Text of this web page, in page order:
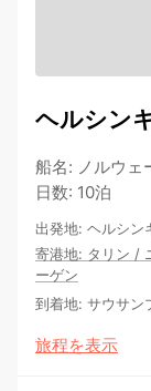
ヘルシン
船名: ノルウェ
日数: 10泊
出発地: ヘルシン
寄港地: タリン /
ーゲン
到着地: サウサン
旅程を表示